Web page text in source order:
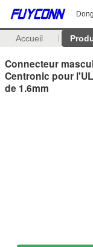
Accueil
Connecteur
Centronic pour
de 1.6mm